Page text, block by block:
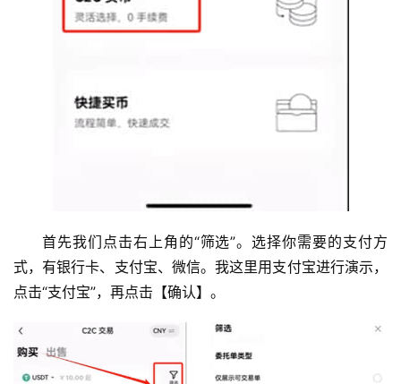
首先我们点击右上角的“筛选”。选择你需要的支付方
式，有银行卡、支付宝、微信。我这里用支付宝进行演示，
点击“支付宝”，再点击【确认】。